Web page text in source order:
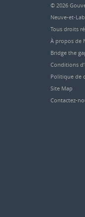
© 2026
Neuve-et-
Tous droits
À propos de
Bridge the
Conditions
Politique de
Site Map
Contactez-